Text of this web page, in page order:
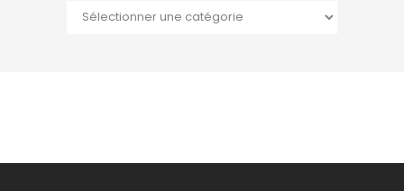
Categories